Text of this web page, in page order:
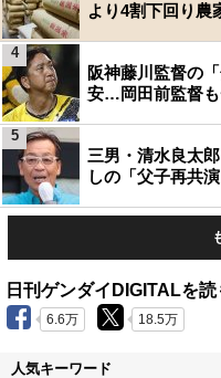
より4割下回り農
阪神藤川監督の
安…岡田前監督も
4
三男・清水良太
しの「父子再共
5
日刊ゲンダイDIGITALを読
6.6万 18.5万
人気キーワード